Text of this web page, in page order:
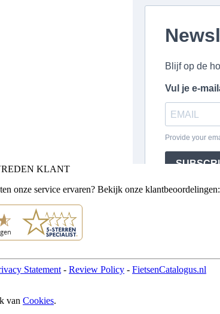
KLANT
onze service ervaren? Bekijk onze klantbeoordelingen:
Statement - Review Policy - FietsenCatalogus.nl
van Cookies.